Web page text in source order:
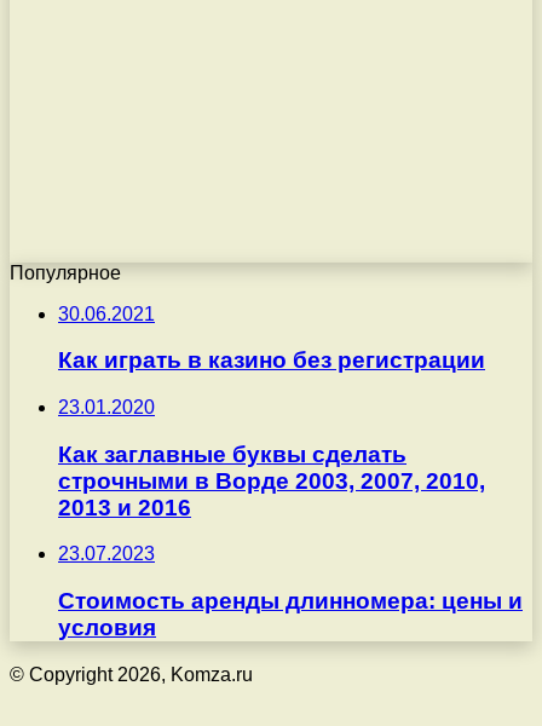
Популярное
30.06.2021
Как играть в казино без регистрации
23.01.2020
Как заглавные буквы сделать
строчными в Ворде 2003, 2007, 2010,
2013 и 2016
23.07.2023
Стоимость аренды длинномера: цены и
условия
© Copyright 2026, Komza.ru